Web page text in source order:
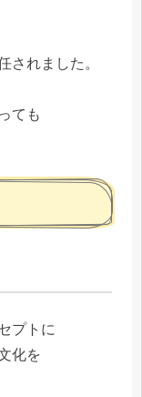
されました。
ても
プトに
化を